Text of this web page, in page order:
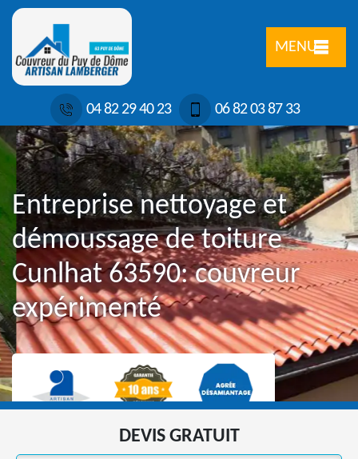
MENU
04 82 29 40 23 06 82 03 87 33
Entreprise nettoyage et
démoussage de toiture
Cunlhat 63590: couvreur
expérimenté
DEVIS GRATUIT